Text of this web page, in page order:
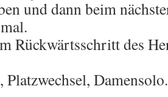
und dann beim
Rückwärtsschritt des
Damensolo.